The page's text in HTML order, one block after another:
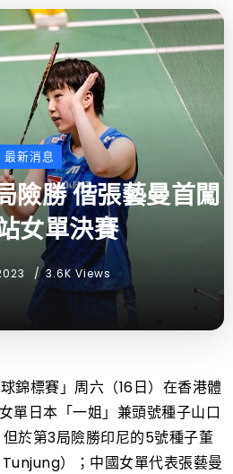
最新消息
險勝 偕張藝曼首闖
女單決賽
3.6K Views
錦標賽」周六（16日）在香港體
單日本「一姐」兼頭號種子山口
於第3局險勝印尼的5號種子董
）；中國女單代表張藝曼